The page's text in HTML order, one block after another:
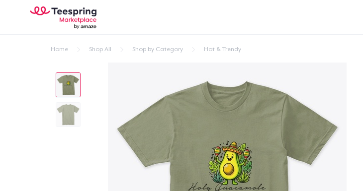
Home Shop All Shop by Category Hot & Trendy
Continuar